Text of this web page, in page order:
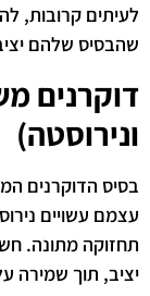
לעיתים קרובות,
שהבסיס שלהם
דוקרנים
ונירוסטה)
בסיס הדוקרנים
עצמם עשויים
תחזוקה מתונה.
יציב, תוך שמירה